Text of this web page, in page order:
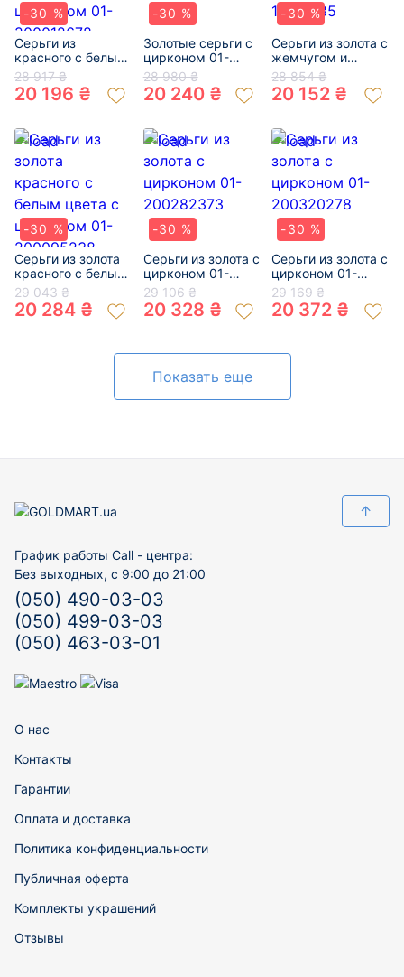
-30 %
Серьги из
красного с белым
золота с
жемчугом и
цирконом 01-
28 917 ₴
20 196 ₴
-30 %
Золотые серьги с
цирконом 01-
19171458
28 980 ₴
20 240 ₴
-30 %
Серьги из золота с
жемчугом и
цирконом 01-
19177285
28 854 ₴
20 152 ₴
-30 %
Серьги из золота
красного с белым
цвета с цирконом
01-200095238
29 043 ₴
20 284 ₴
-30 %
Серьги из золота с
цирконом 01-
200282373
29 106 ₴
20 328 ₴
-30 %
Серьги из золота с
цирконом 01-
200320278
29 169 ₴
20 372 ₴
Показать еще
↑
График работы Call - центра:
Без выходных, с 9:00 до 21:00
(050) 490-03-03
(050) 499-03-03
(050) 463-03-01
О нас
Контакты
Гарантии
Оплата и доставка
Политика конфиденциальности
Публичная оферта
Комплекты украшений
Отзывы